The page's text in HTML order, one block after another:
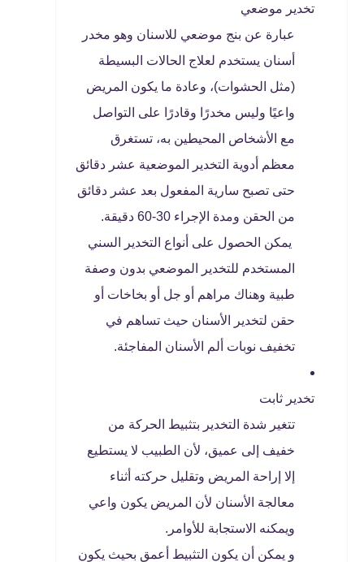
تخدير موضعي
عبارة عن بنج موضعي للاسنان وهو مخدر
أسنان يستخدم لعلاج الحالات البسيطة
(مثل الحشوات)، وعادة ما يكون المريض
واعيًا وليس مخدرًا وقادرًا على التواصل
مع الأشخاص المحيطين به، تستغرق
معظم أدوية التخدير الموضعية عشر دقائق
حتى تصبح سارية المفعول بعد عشر دقائق
من الحقن ومدة الإجراء 30-60 دقيقة.
يمكن الحصول على أنواع التخدير السني
المستخدم للتخدير الموضعي بدون وصفة
طبية وهناك مراهم أو جل أو بخاخات أو
حقن لتخدير الأسنان حيث تساهم في
تخفيف نوبات ألم الأسنان المفاجئة.
تخدير ثابت
تتغير شدة التخدير بتثبيط الحركة من
خفيف إلى عميق، لأن الطبيب لا يستطيع
إلا إراحة المريض وتقليل حركته أثناء
معالجة الأسنان لأن المريض يكون واعي
ويمكنه الاستجابة للأوامر.
و يمكن أن يكون التثبيط أعمق بحيث يكون